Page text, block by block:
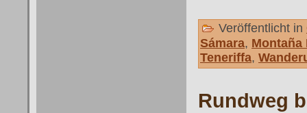
Veröffentlicht in
Sámara, Montaña
Teneriffa,
Rundweg